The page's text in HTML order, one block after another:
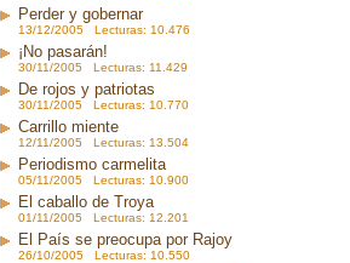
Perder y gobernar
13/12/2005 Lecturas: 10.476
¡No pasarán!
30/11/2005 Lecturas: 11.429
De rojos y patriotas
30/11/2005 Lecturas: 10.770
Carrillo miente
12/11/2005 Lecturas: 13.504
Periodismo carmelita
05/11/2005 Lecturas: 10.900
El caballo de Troya
01/11/2005 Lecturas: 12.201
El País se preocupa por Rajoy
26/10/2005 Lecturas: 10.550